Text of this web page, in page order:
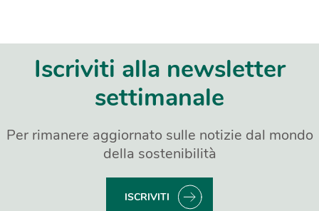
Iscriviti alla newsletter
settimanale
Per rimanere aggiornato sulle notizie dal mondo
della sostenibilità
ISCRIVITI